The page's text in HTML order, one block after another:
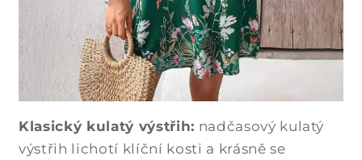
Klasický kulatý výstřih: nadčasový kulatý
výstřih lichotí klíční kosti a krásně se